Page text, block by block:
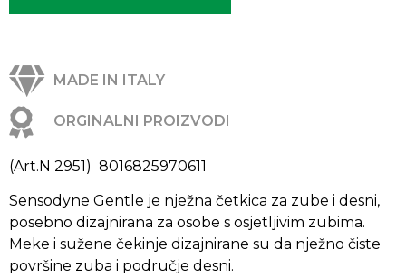
MADE IN ITALY
ORGINALNI PROIZVODI
(Art.N 2951) 8016825970611
Sensodyne Gentle je nježna četkica za zube i desni,
posebno dizajnirana za osobe s osjetljivim zubima.
Meke i sužene čekinje dizajnirane su da nježno čiste
površine zuba i područje desni.